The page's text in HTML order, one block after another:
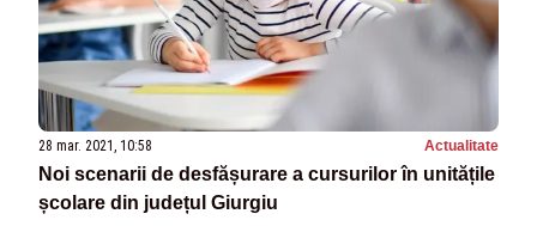
28 mar. 2021, 10:58 Actualitate
Noi scenarii de desfășurare a cursurilor în unitățile
școlare din județul Giurgiu